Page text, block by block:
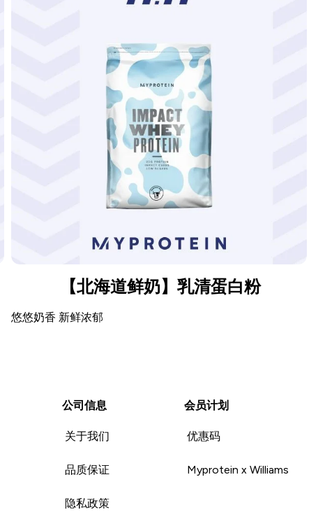
【北海道鲜奶】乳清蛋白粉
悠悠奶香 新鲜浓郁
公司信息
关于我们
品质保证
隐私政策
会员计划
优惠码
Myprotein x Williams